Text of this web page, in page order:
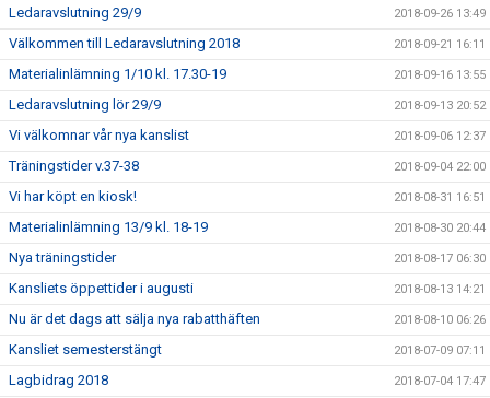
Ledaravslutning 29/9 2018-09-26 13:49
Välkommen till Ledaravslutning 2018 2018-09-21 16:11
Materialinlämning 1/10 kl. 17.30-19 2018-09-16 13:55
Ledaravslutning lör 29/9 2018-09-13 20:52
Vi välkomnar vår nya kanslist 2018-09-06 12:37
Träningstider v.37-38 2018-09-04 22:00
Vi har köpt en kiosk! 2018-08-31 16:51
Materialinlämning 13/9 kl. 18-19 2018-08-30 20:44
Nya träningstider 2018-08-17 06:30
Kansliets öppettider i augusti 2018-08-13 14:21
Nu är det dags att sälja nya rabatthäften 2018-08-10 06:26
Kansliet semesterstängt 2018-07-09 07:11
Lagbidrag 2018 2018-07-04 17:47